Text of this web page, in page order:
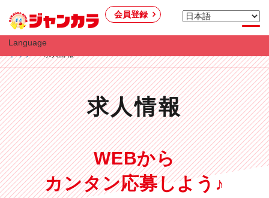
会員登録
Language
求人情報
WEBから
カンタン応募しよう♪